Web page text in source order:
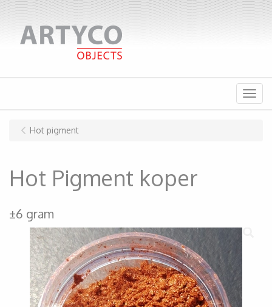
Menu
Hot pigment
Hot Pigment koper
±6 gram